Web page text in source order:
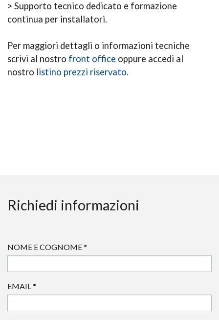
> Supporto tecnico dedicato e formazione
continua per installatori.
Per maggiori dettagli o informazioni tecniche
scrivi al nostro front office oppure accedi al
nostro listino prezzi riservato.
Richiedi informazioni
NOME E COGNOME*
EMAIL*